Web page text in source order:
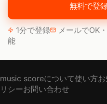
無料で登
1分で登録 メールでOK
能
music scoreについて使い方
リシーお問い合わせ